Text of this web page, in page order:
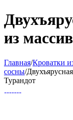
из
Главная/Кроватки
сосны/
Турандот